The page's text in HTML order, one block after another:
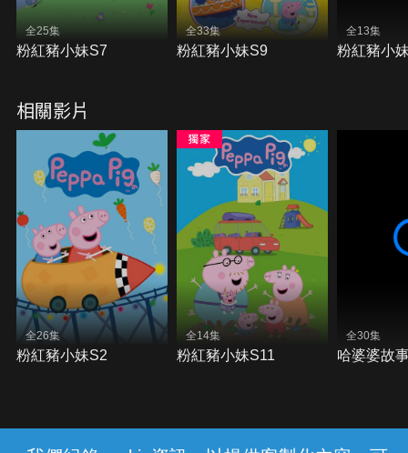
全25集
粉紅豬小妹S7
全33集
粉紅豬小妹S9
全13集
粉紅豬小
相關影片
全26集
粉紅豬小妹S2
全14集
粉紅豬小妹S11
全30集
哈婆婆故